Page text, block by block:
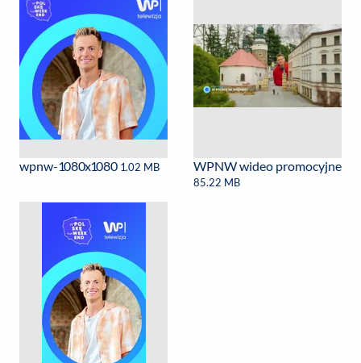
wpnw-1080x1080 1.02 MB WPNW wideo promocyjne
85.22 MB